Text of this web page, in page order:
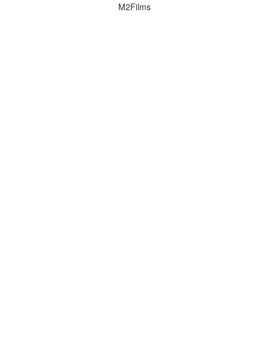
M2Films